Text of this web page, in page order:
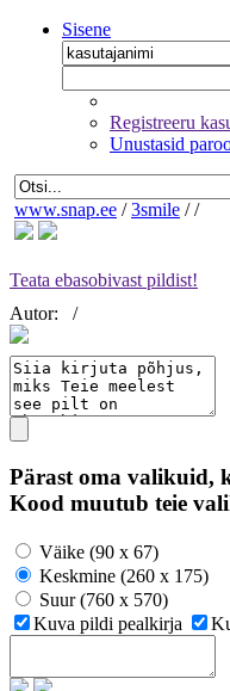
Sisene
Registreeru
Unustasid
www.snap.ee / 3smile / /
Teata ebasobivast pildist!
Autor:
/
Pärast oma valikuid,
Kood muutub teie
Väike (90 x 67)
Keskmine (260 x 175)
Suur (760 x 570)
Kuva pildi pealkirja